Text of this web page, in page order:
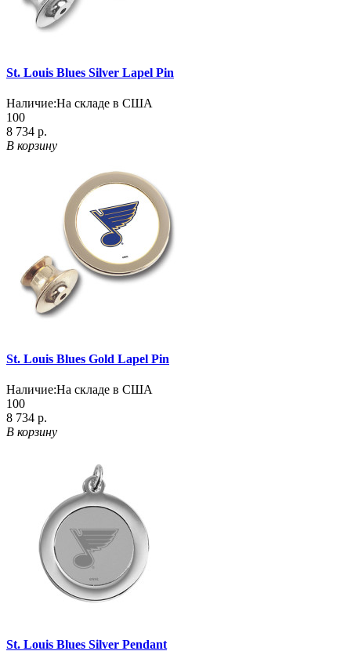
St. Louis Blues Silver Lapel Pin
Наличие:На складе в США
100
8 734 р.
В корзину
St. Louis Blues Gold Lapel Pin
Наличие:На складе в США
100
8 734 р.
В корзину
St. Louis Blues Silver Pendant